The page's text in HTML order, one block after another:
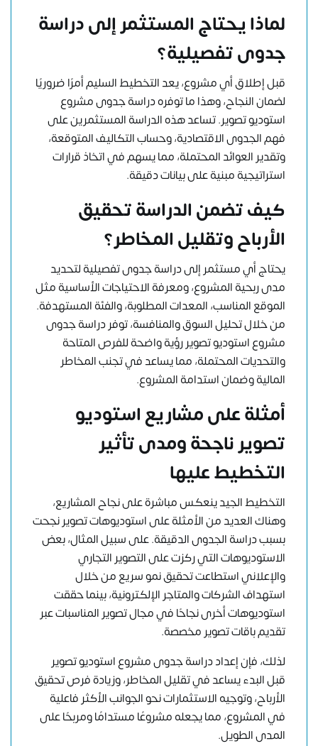
لماذا يحتاج المستثمر إلى دراسة
جدوى تفصيلية؟
قبل إطلاق أي مشروع، يعد التخطيط السليم أمرًا ضروريًا
لضمان النجاح، وهذا ما توفره دراسة جدوى مشروع
استوديو تصوير. تساعد هذه الدراسة المستثمرين على
فهم الجدوى الاقتصادية، وحساب التكاليف المتوقعة،
وتقدير العوائد المحتملة، مما يسهم في اتخاذ قرارات
استراتيجية مبنية على بيانات دقيقة.
كيف تضمن الدراسة تحقيق
الأرباح وتقليل المخاطر؟
يحتاج أي مستثمر إلى دراسة جدوى تفصيلية لتحديد
مدى ربحية المشروع، ومعرفة الاحتياجات الأساسية مثل
الموقع المناسب، المعدات المطلوبة، والفئة المستهدفة.
من خلال تحليل السوق والمنافسة، توفر دراسة جدوى
مشروع استوديو تصوير رؤية واضحة للفرص المتاحة
والتحديات المحتملة، مما يساعد في تجنب المخاطر
المالية وضمان استدامة المشروع.
أمثلة على مشاريع استوديو
تصوير ناجحة ومدى تأثير
التخطيط عليها
التخطيط الجيد ينعكس مباشرة على نجاح المشاريع،
وهناك العديد من الأمثلة على استوديوهات تصوير نجحت
بسبب دراسة الجدوى الدقيقة. على سبيل المثال، بعض
الاستوديوهات التي ركزت على التصوير التجاري
والإعلاني استطاعت تحقيق نمو سريع من خلال
استهداف الشركات والمتاجر الإلكترونية، بينما حققت
استوديوهات أخرى نجاحًا في مجال تصوير المناسبات عبر
تقديم باقات تصوير مخصصة.
لذلك، فإن إعداد دراسة جدوى مشروع استوديو تصوير
قبل البدء يساعد في تقليل المخاطر، وزيادة فرص تحقيق
الأرباح، وتوجيه الاستثمارات نحو الجوانب الأكثر فاعلية
في المشروع، مما يجعله مشروعًا مستدامًا ومربحًا على
المدى الطويل.